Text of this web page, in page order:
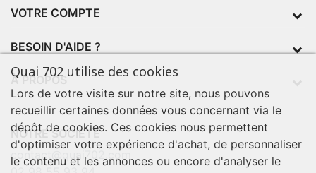
VOTRE COMPTE
BESOIN D'AIDE ?
À PROPOS
NOTRE SOCIÉTÉ
contact@quai702.com
Quai 702 utilise des cookies
Lors de votre visite sur notre site, nous pouvons
recueillir certaines données vous concernant via le
dépôt de cookies. Ces cookies nous permettent
d'optimiser votre expérience d'achat, de personnaliser
le contenu et les annonces ou encore d'analyser le